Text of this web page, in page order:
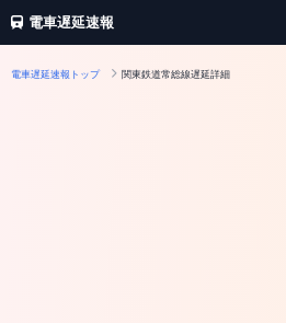
電車遅延速報
電車遅延速報トップ 関東鉄道常総線遅延詳細